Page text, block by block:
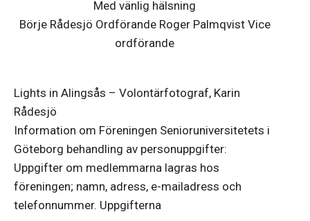
Med vänlig hälsning
Börje Rådesjö Ordförande Roger Palmqvist Vice
ordförande
Lights in Alingsås – Volontärfotograf, Karin
Rådesjö
Information om Föreningen Senioruniversitetets i
Göteborg behandling av personuppgifter:
Uppgifter om medlemmarna lagras hos
föreningen; namn, adress, e-mailadress och
telefonnummer. Uppgifterna